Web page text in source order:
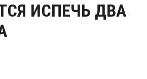
ИСПЕЧЬ ДВА